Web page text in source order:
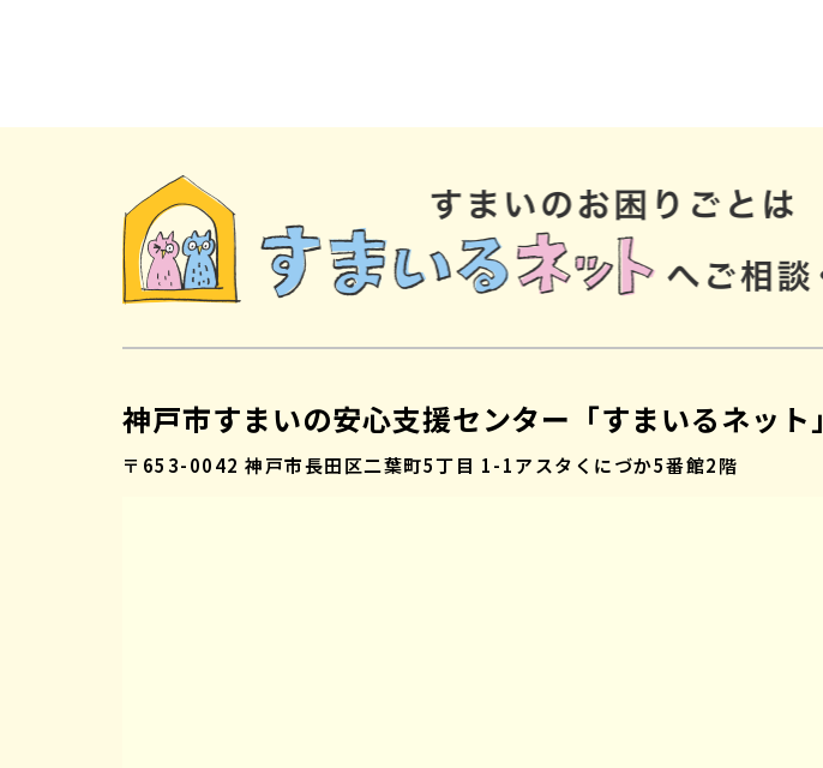
神戸市すまいの安心支援センター「すまいるネット」
〒653-0042 神戸市長田区二葉町5丁目 1-1アスタくにづか5番館2階